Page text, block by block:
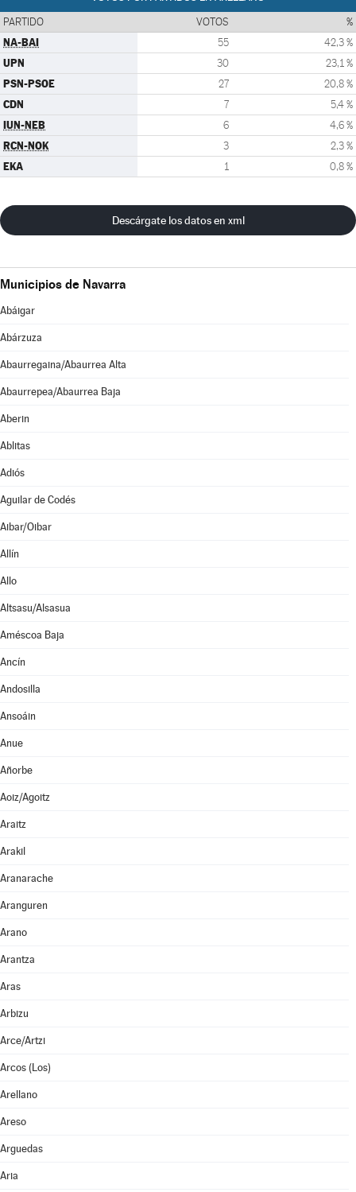
PARTIDO VOTOS %
NA-BAI 55 42,3 %
UPN 30 23,1 %
PSN-PSOE 27 20,8 %
CDN 7 5,4 %
IUN-NEB 6 4,6 %
RCN-NOK 3 2,3 %
EKA 1 0,8 %
Descárgate los datos en xml
Municipios de Navarra
Abáigar
Abárzuza
Abaurregaina/Abaurrea Alta
Abaurrepea/Abaurrea Baja
Aberin
Ablitas
Adiós
Aguilar de Codés
Aibar/Oibar
Allín
Allo
Altsasu/Alsasua
Améscoa Baja
Ancín
Andosilla
Ansoáin
Anue
Añorbe
Aoiz/Agoitz
Araitz
Arakil
Aranarache
Aranguren
Arano
Arantza
Aras
Arbizu
Arce/Artzi
Arcos (Los)
Arellano
Areso
Arguedas
Aria